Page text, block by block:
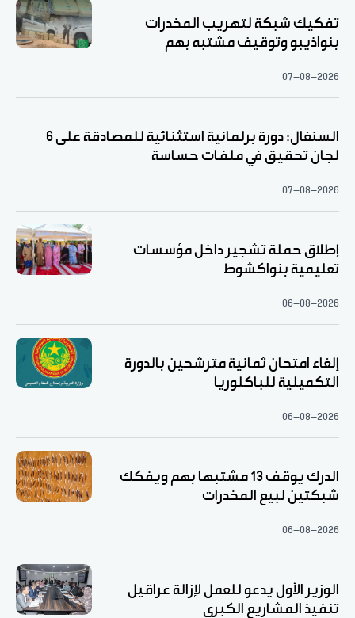
تفكيك شبكة لتهريب المخدرات
بنواذيبو وتوقيف مشتبه بهم
07-08-2026
السنغال: دورة برلمانية استثنائية للمصادقة على 6
لجان تحقيق في ملفات حساسة
07-08-2026
إطلاق حملة تشجير داخل مؤسسات
تعليمية بنواكشوط
06-08-2026
إلغاء امتحان ثمانية مترشحين بالدورة
التكميلية للباكلوريا
06-08-2026
الدرك يوقف 13 مشتبها بهم ويفكك
شبكتين لبيع المخدرات
06-08-2026
الوزير الأول يدعو للعمل لإزالة عراقيل
تنفيذ المشاريع الكبرى